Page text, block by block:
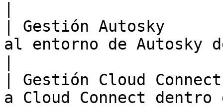
| Gestión Autosky
al entorno de Autosky
| Gestión Cloud
a Cloud Connect